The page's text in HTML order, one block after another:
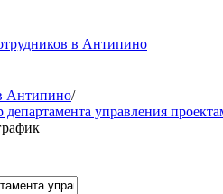
в Антипино
Антипино/
департамента управления